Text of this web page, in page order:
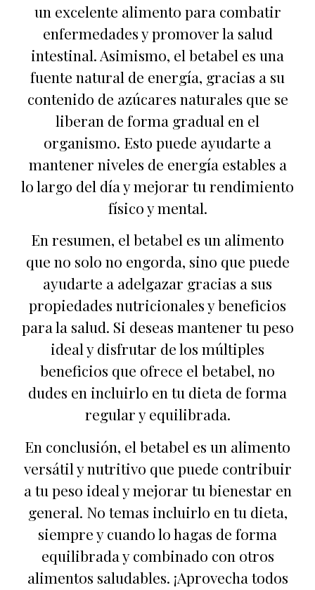
un excelente alimento para combatir
enfermedades y promover la salud
intestinal. Asimismo, el betabel es una
fuente natural de energía, gracias a su
contenido de azúcares naturales que se
liberan de forma gradual en el
organismo. Esto puede ayudarte a
mantener niveles de energía estables a
lo largo del día y mejorar tu rendimiento
físico y mental.
En resumen, el betabel es un alimento
que no solo no engorda, sino que puede
ayudarte a adelgazar gracias a sus
propiedades nutricionales y beneficios
para la salud. Si deseas mantener tu peso
ideal y disfrutar de los múltiples
beneficios que ofrece el betabel, no
dudes en incluirlo en tu dieta de forma
regular y equilibrada.
En conclusión, el betabel es un alimento
versátil y nutritivo que puede contribuir
a tu peso ideal y mejorar tu bienestar en
general. No temas incluirlo en tu dieta,
siempre y cuando lo hagas de forma
equilibrada y combinado con otros
alimentos saludables. ¡Aprovecha todos